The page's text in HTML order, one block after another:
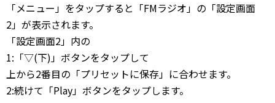
「メニュー」をタップすると「FMラジオ」の「設定画面
2」が表示されます。
「設定画面2」内の
1:「▽(下)」ボタンをタップして
上から2番目の「プリセットに保存」に合わせます。
2:続けて「Play」ボタンをタップします。